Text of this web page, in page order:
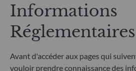
** Le règlement européen sur la
d’informations en matière de
secteur des services financiers
ensemble de règles européennes
comparable et davantage
investisseurs finaux. Article 6 :
Informations
Réglementaires
Avant d'accéder aux pages qui
vouloir prendre connaissance des